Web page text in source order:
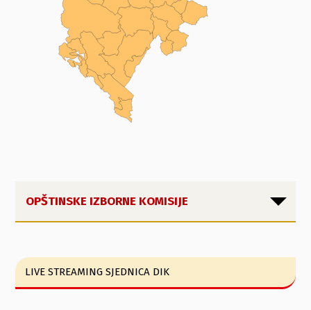
OPŠTINSKE IZBORNE KOMISIJE
LIVE STREAMING SJEDNICA DIK